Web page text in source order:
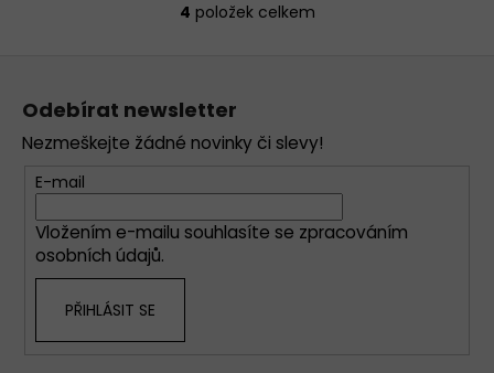
O
a
í
p
r
4 položek celkem
Odebírat newsletter
Nezmeškejte žádné novinky či slevy!
E-mail
Vložením e-mailu souhlasíte se zpracováním
osobních údajů.
PŘIHLÁSIT SE